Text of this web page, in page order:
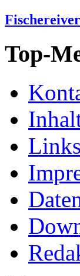
Top-
Links